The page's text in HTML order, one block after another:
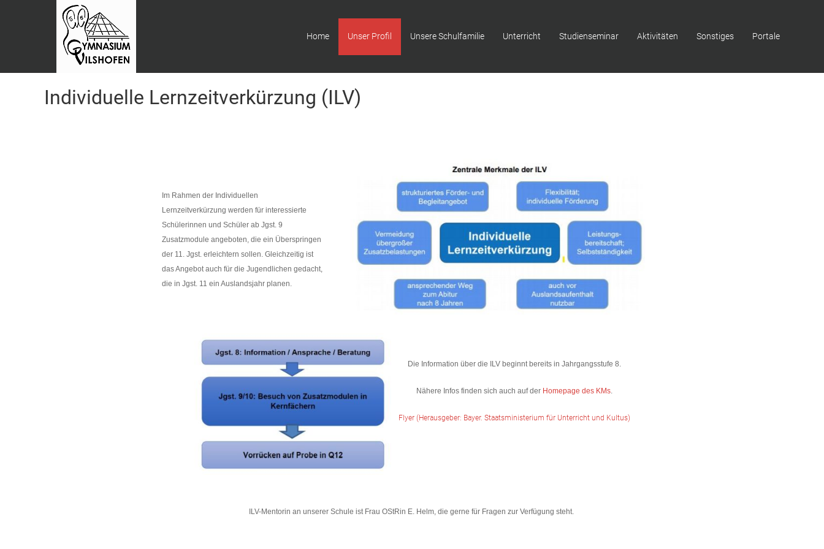
Home Unser Profil Unsere Schulfamilie Unterricht Studienseminar Aktivitäten Sonstiges Portale
Individuelle Lernzeitverkürzung (ILV)
Im Rahmen der Individuellen
Lernzeitverkürzung werden für interessierte
Schülerinnen und Schüler ab Jgst. 9
Zusatzmodule angeboten, die ein Überspringen
der 11. Jgst. erleichtern sollen. Gleichzeitig ist
das Angebot auch für die Jugendlichen gedacht,
die in Jgst. 11 ein Auslandsjahr planen.
Die Information über die ILV beginnt bereits in Jahrgangsstufe 8.
Nähere Infos finden sich auch auf der Homepage des KMs.
Flyer (Herausgeber: Bayer. Staatsministerium für Unterricht und Kultus)
ILV-Mentorin an unserer Schule ist Frau OStRin E. Helm, die gerne für Fragen zur Verfügung steht.